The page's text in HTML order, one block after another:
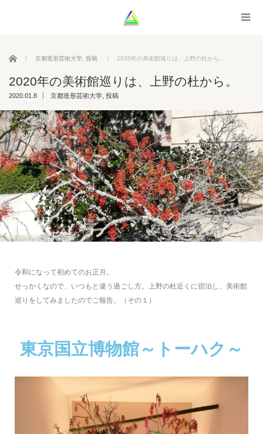
ホーム 京都造形芸術大学 投稿 2020年の美術館巡りは、上野の杜から。
2020年の美術館巡りは、上野の杜から。
2020.01.8 京都造形芸術大学 投稿
令和になって初めてのお正月。
せっかくなので、いつもと違う過ごし方。上野の杜近くに宿泊し、美術館
巡りをしてみましたのでご報告。（その１）
東京国立博物館～トーハク～